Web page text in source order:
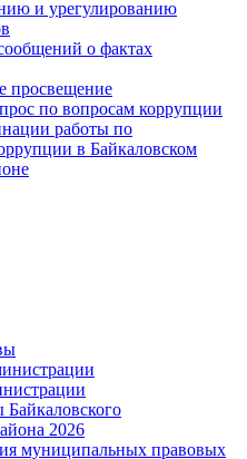
и урегулированию
о фактах
просвещение
по вопросам коррупции
работы по
в Байкаловском
Байкаловского
2026
муниципальных правовых